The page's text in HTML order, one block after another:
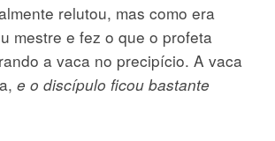
relutou, mas como era
mestre e fez o que o profeta
a vaca no precipício. A vaca
e o discípulo ficou bastante